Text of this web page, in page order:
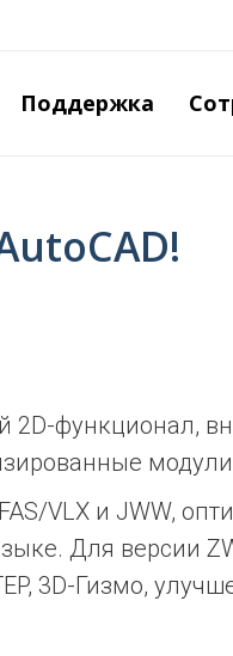
Поддержка
2D-функционал,
VLX и JWW,
Для версии
3D-Гизмо,